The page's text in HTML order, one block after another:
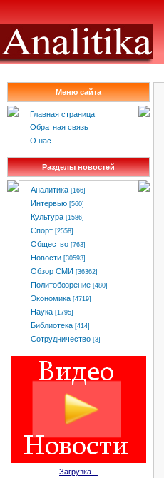
Меню сайта
Главная страница
Обратная связь
О нас
Разделы новостей
Аналитика [166]
Интервью [560]
Культура [1586]
Спорт [2558]
Общество [763]
Новости [30593]
Обзор СМИ [36362]
Политобозрение [480]
Экономика [4719]
Наука [1795]
Библиотека [414]
Сотрудничество [3]
Загрузка...